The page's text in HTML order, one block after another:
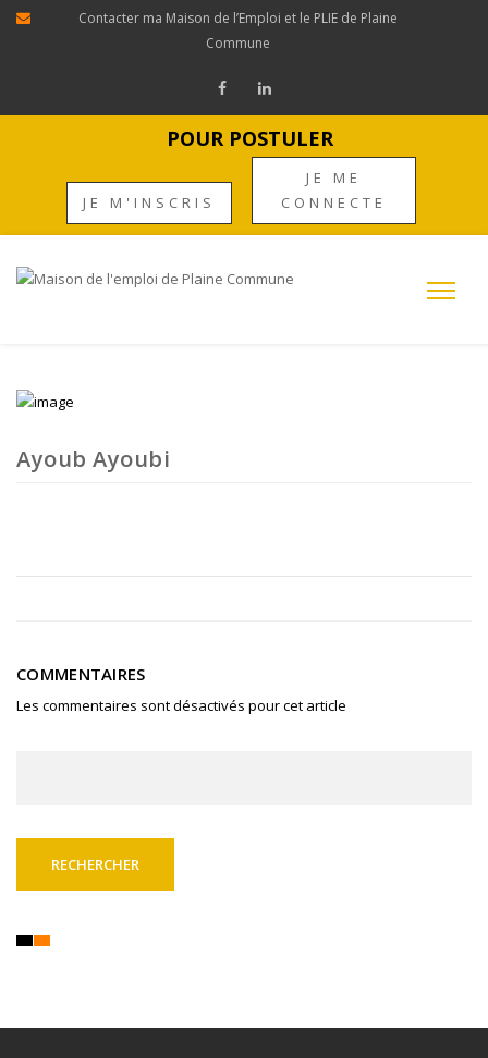
Contacter ma Maison de l’Emploi et le PLIE de Plaine
Commune
POUR POSTULER
JE M'INSCRIS
JE ME
CONNECTE
Ayoub Ayoubi
COMMENTAIRES
Les commentaires sont désactivés pour cet article